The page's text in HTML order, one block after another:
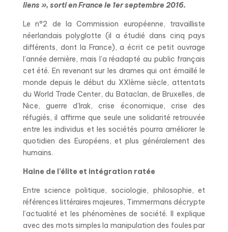
liens », sorti en France le 1er septembre 2016.
Le n°2 de la Commission européenne, travailliste
néerlandais polyglotte (il a étudié dans cinq pays
différents, dont la France), a écrit ce petit ouvrage
l’année dernière, mais l’a réadapté au public français
cet été. En revenant sur les drames qui ont émaillé le
monde depuis le début du XXIème siècle, attentats
du World Trade Center, du Bataclan, de Bruxelles, de
Nice, guerre d’Irak, crise économique, crise des
réfugiés, il affirme que seule une solidarité retrouvée
entre les individus et les sociétés pourra améliorer le
quotidien des Européens, et plus généralement des
humains.
Haine de l’élite et intégration ratée
Entre science politique, sociologie, philosophie, et
références littéraires majeures, Timmermans décrypte
l’actualité et les phénomènes de société. Il explique
avec des mots simples la manipulation des foules par